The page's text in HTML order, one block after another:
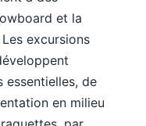
et la
excursions
essentielles, de
en milieu